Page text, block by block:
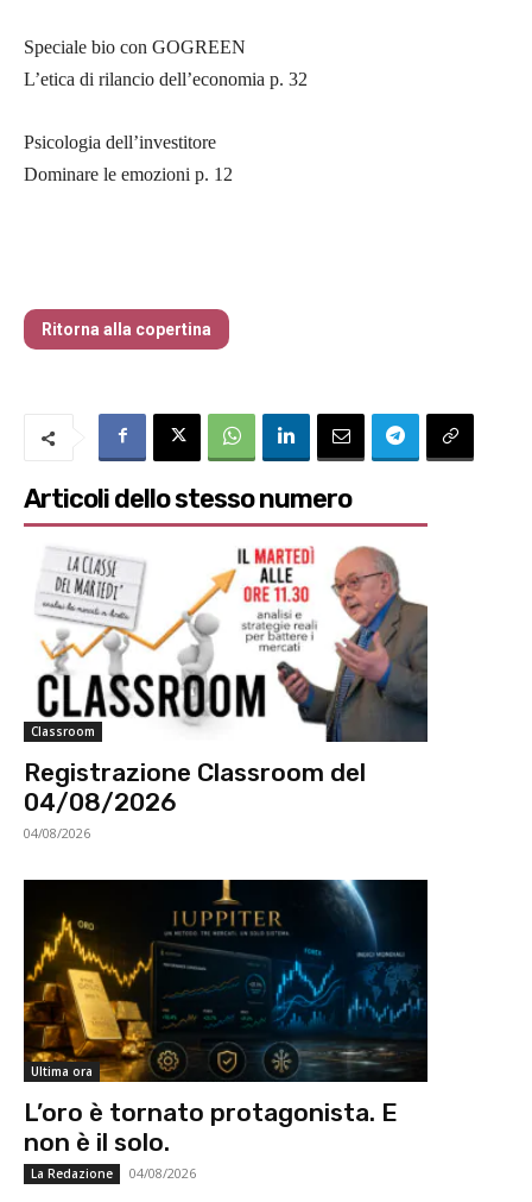
Speciale bio con GOGREEN
L’etica di rilancio dell’economia p. 32
Psicologia dell’investitore
Dominare le emozioni p. 12
Ritorna alla copertina
Articoli dello stesso numero
Classroom
Registrazione Classroom del
04/08/2026
04/08/2026
Ultima ora
L’oro è tornato protagonista. E
non è il solo.
La Redazione 04/08/2026